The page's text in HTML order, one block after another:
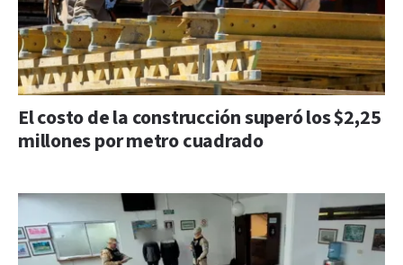
El costo de la construcción superó los $2,25
millones por metro cuadrado